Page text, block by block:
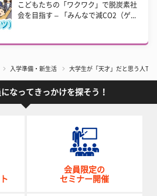
こどもたちの「ワクワク」で脱炭素社
会を目指す – 「みんなで減CO2（ゲ...
入学準備・新生活 大学生が「天才」だと思う人
なってきっかけを探そう！
会員限定の
セミナー開催